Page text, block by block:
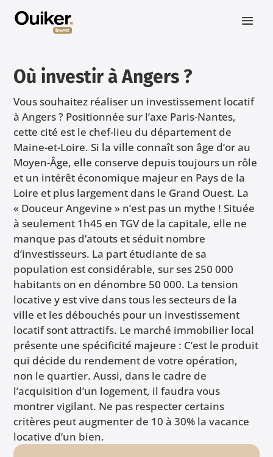
Où investir à Angers ?
Vous souhaitez réaliser un investissement locatif
à Angers ? Positionnée sur l’axe Paris-Nantes,
cette cité est le chef-lieu du département de
Maine-et-Loire. Si la ville connaît son âge d’or au
Moyen-Âge, elle conserve depuis toujours un rôle
et un intérêt économique majeur en Pays de la
Loire et plus largement dans le Grand Ouest. La
« Douceur Angevine » n’est pas un mythe ! Située
à seulement 1h45 en TGV de la capitale, elle ne
manque pas d’atouts et séduit nombre
d’investisseurs. La part étudiante de sa
population est considérable, sur ses 250 000
habitants on en dénombre 50 000. La tension
locative y est vive dans tous les secteurs de la
ville et les débouchés pour un investissement
locatif sont attractifs. Le marché immobilier local
présente une spécificité majeure : C’est le produit
qui décide du rendement de votre opération,
non le quartier. Aussi, dans le cadre de
l’acquisition d’un logement, il faudra vous
montrer vigilant. Ne pas respecter certains
critères peut augmenter de 10 à 30% la vacance
locative d’un bien.